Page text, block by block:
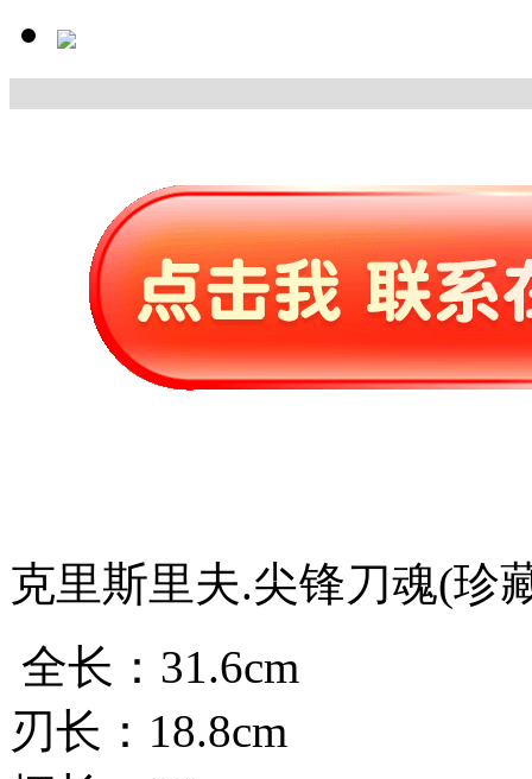
克里斯里夫.尖锋刀魂(珍
全长：31.6cm
刃长：18.8cm